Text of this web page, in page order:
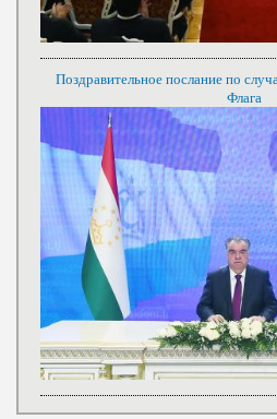
Поздравительное послание по
Флага